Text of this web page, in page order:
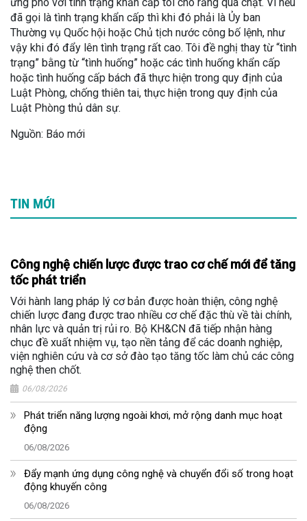
đã gọi là tình trạng khẩn cấp thì khi đó phải là Ủy ban
Thường vụ Quốc hội hoặc Chủ tịch nước công bố lệnh, như
vậy khi đó đẩy lên tình trạng rất cao. Tôi đề nghị thay từ “tình
trạng” bằng từ “tình huống” hoặc các tình huống khẩn cấp
hoặc tình huống cấp bách đã thực hiện trong quy định của
Luật Phòng, chống thiên tai, thực hiện trong quy định của
Luật Phòng thủ dân sự.
Nguồn: Báo mới
TIN MỚI
Công nghệ chiến lược được trao cơ chế mới để tăng
tốc phát triển
Với hành lang pháp lý cơ bản được hoàn thiện, công nghệ
chiến lược đang được trao nhiều cơ chế đặc thù về tài chính,
nhân lực và quản trị rủi ro. Bộ KH&CN đã tiếp nhận hàng
chục đề xuất nhiệm vụ, tạo nền tảng để các doanh nghiệp,
viện nghiên cứu và cơ sở đào tạo tăng tốc làm chủ các công
nghệ then chốt.
06/08/2026
Phát triển năng lượng ngoài khơi, mở rộng danh mục hoạt
động
06/08/2026
Đẩy mạnh ứng dụng công nghệ và chuyển đổi số trong hoạt
động khuyến công
06/08/2026